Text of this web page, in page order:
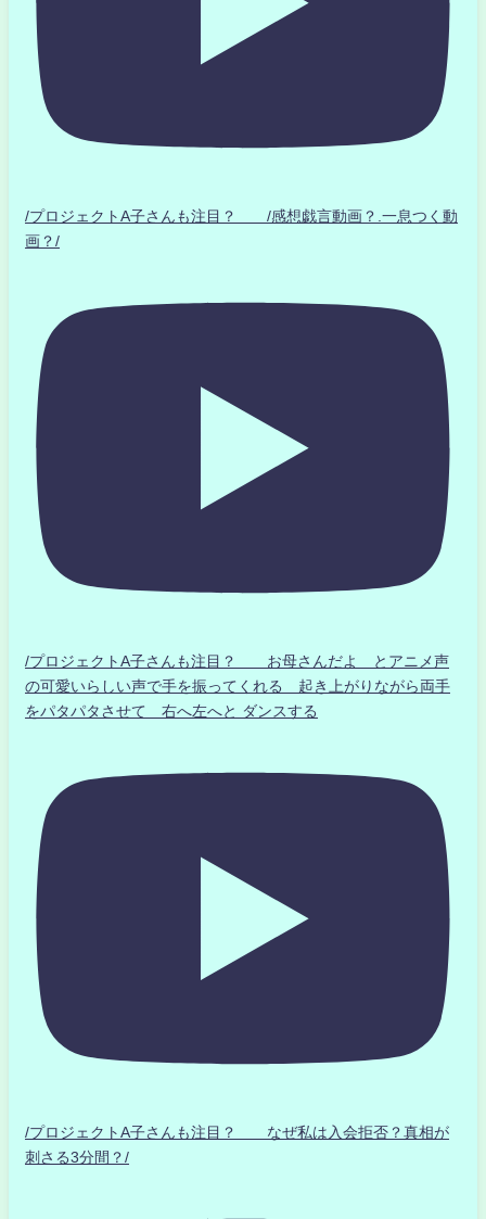
/プロジェクトA子さんも注目？ /感想戯言動画？.一息つく動
画？/
/プロジェクトA子さんも注目？ お母さんだよ とアニメ声
の可愛いらしい声で手を振ってくれる 起き上がりながら両手
をパタパタさせて 右へ左へと ダンスする
/プロジェクトA子さんも注目？ なぜ私は入会拒否？真相が
刺さる3分間？/